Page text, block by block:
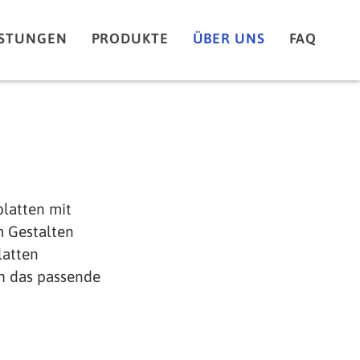
PRODUKTE ÜBER UNS FAQ
mit
Gestalten
das passende